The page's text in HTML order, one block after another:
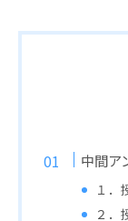
中間ア
１．
２．